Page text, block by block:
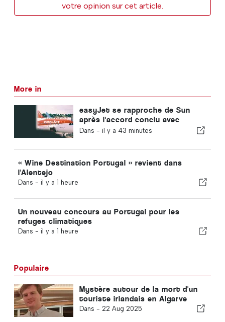
votre opinion sur cet article.
More in
easyJet se rapproche de Sun
après l'accord conclu avec
Apollo
Dans - il y a 43 minutes
« Wine Destination Portugal » revient dans
l'Alentejo
Dans - il y a 1 heure
Un nouveau concours au Portugal pour les
refuges climatiques
Dans - il y a 1 heure
Populaire
Mystère autour de la mort d'un
touriste irlandais en Algarve
Dans - 22 Aug 2025